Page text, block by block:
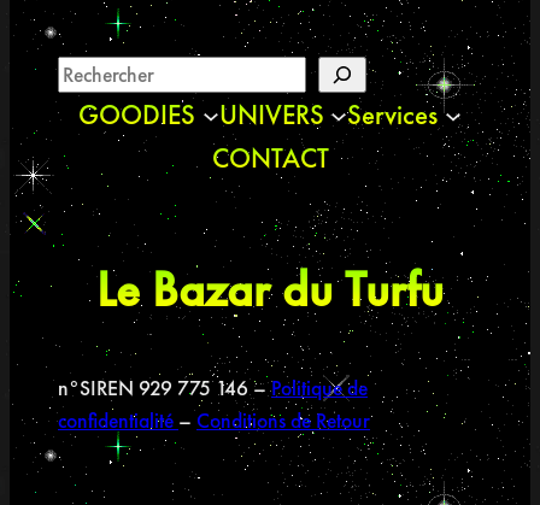
GOODIES UNIVERS
Services
CONTACT
Le Bazar du Turfu
n°SIREN 929 775 146 –Politique de
confidentialité – Conditions de Retour